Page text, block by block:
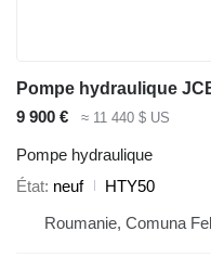
Pompe hydraulique
9 900 €
≈ 11 440 $ US
Pompe hydraulique
État neuf
HTY50
Roumanie, Comuna